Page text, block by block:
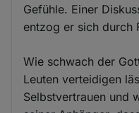
Gefühle. Einer
entzog er sich durch
Wie schwach der
Leuten verteidigen
Selbstvertrauen und